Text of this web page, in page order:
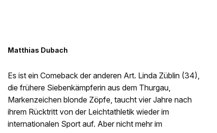
Matthias Dubach
Es ist ein Comeback der anderen Art. Linda Züblin (34),
die frühere Siebenkämpferin aus dem Thurgau,
Markenzeichen blonde Zöpfe, taucht vier Jahre nach
ihrem Rücktritt von der Leichtathletik wieder im
internationalen Sport auf. Aber nicht mehr im